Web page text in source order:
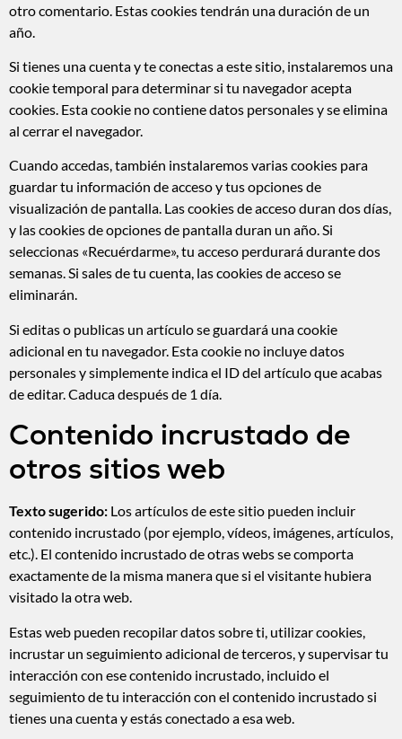
otro comentario. Estas cookies tendrán una duración de un
año.
Si tienes una cuenta y te conectas a este sitio, instalaremos una
cookie temporal para determinar si tu navegador acepta
cookies. Esta cookie no contiene datos personales y se elimina
al cerrar el navegador.
Cuando accedas, también instalaremos varias cookies para
guardar tu información de acceso y tus opciones de
visualización de pantalla. Las cookies de acceso duran dos días,
y las cookies de opciones de pantalla duran un año. Si
seleccionas «Recuérdarme», tu acceso perdurará durante dos
semanas. Si sales de tu cuenta, las cookies de acceso se
eliminarán.
Si editas o publicas un artículo se guardará una cookie
adicional en tu navegador. Esta cookie no incluye datos
personales y simplemente indica el ID del artículo que acabas
de editar. Caduca después de 1 día.
Contenido incrustado de
otros sitios web
Texto sugerido: Los artículos de este sitio pueden incluir
contenido incrustado (por ejemplo, vídeos, imágenes, artículos,
etc.). El contenido incrustado de otras webs se comporta
exactamente de la misma manera que si el visitante hubiera
visitado la otra web.
Estas web pueden recopilar datos sobre ti, utilizar cookies,
incrustar un seguimiento adicional de terceros, y supervisar tu
interacción con ese contenido incrustado, incluido el
seguimiento de tu interacción con el contenido incrustado si
tienes una cuenta y estás conectado a esa web.